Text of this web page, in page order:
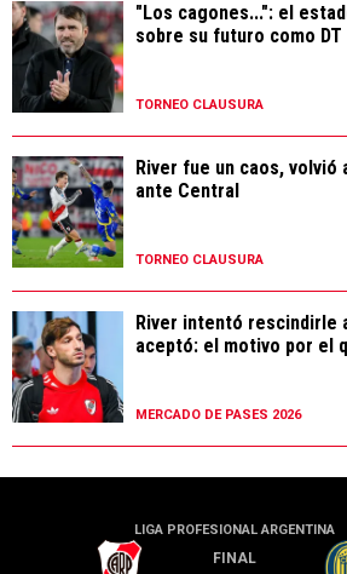
"Los cagones...": el
sobre su futuro como DT
TORNEO CLAUSURA
River fue un caos,
ante Central
TORNEO CLAUSURA
River intentó rescindirle
aceptó: el motivo por el
MERCADO DE PASES 2026
LIGA PROFESIONAL ARGENTINA
FINAL